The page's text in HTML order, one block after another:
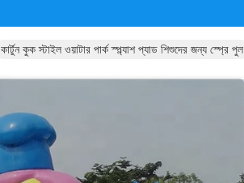
কার্টুন কুক স্টাইল ওয়াটার পার্ক স্প্ল্যাশ প্যাড শিশুদের জন্য স্প্রে পুল